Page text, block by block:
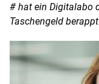
# hat ein Digitalabo
Taschengeld berappt